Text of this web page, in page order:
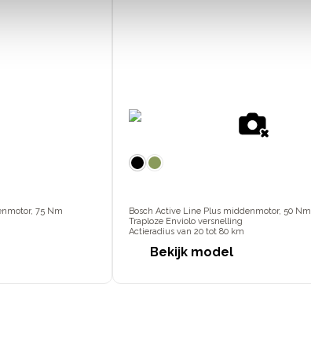
75 Nm
Bosch Active Line Plus middenmotor, 50 Nm
Traploze Enviolo versnelling
Actieradius van 20 tot 80 km
Bekijk model